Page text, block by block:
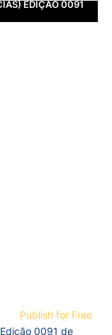
EDIÇÃO 0091
Publish for Free
0091 de